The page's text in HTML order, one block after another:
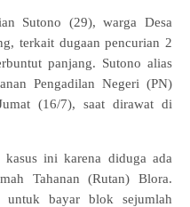
Sutono (29), warga Desa
terkait dugaan pencurian 2
panjang. Sutono alias
Pengadilan Negeri (PN)
(16/7), saat dirawat di
kasus ini karena diduga ada
Tahanan (Rutan) Blora.
untuk bayar blok sejumlah